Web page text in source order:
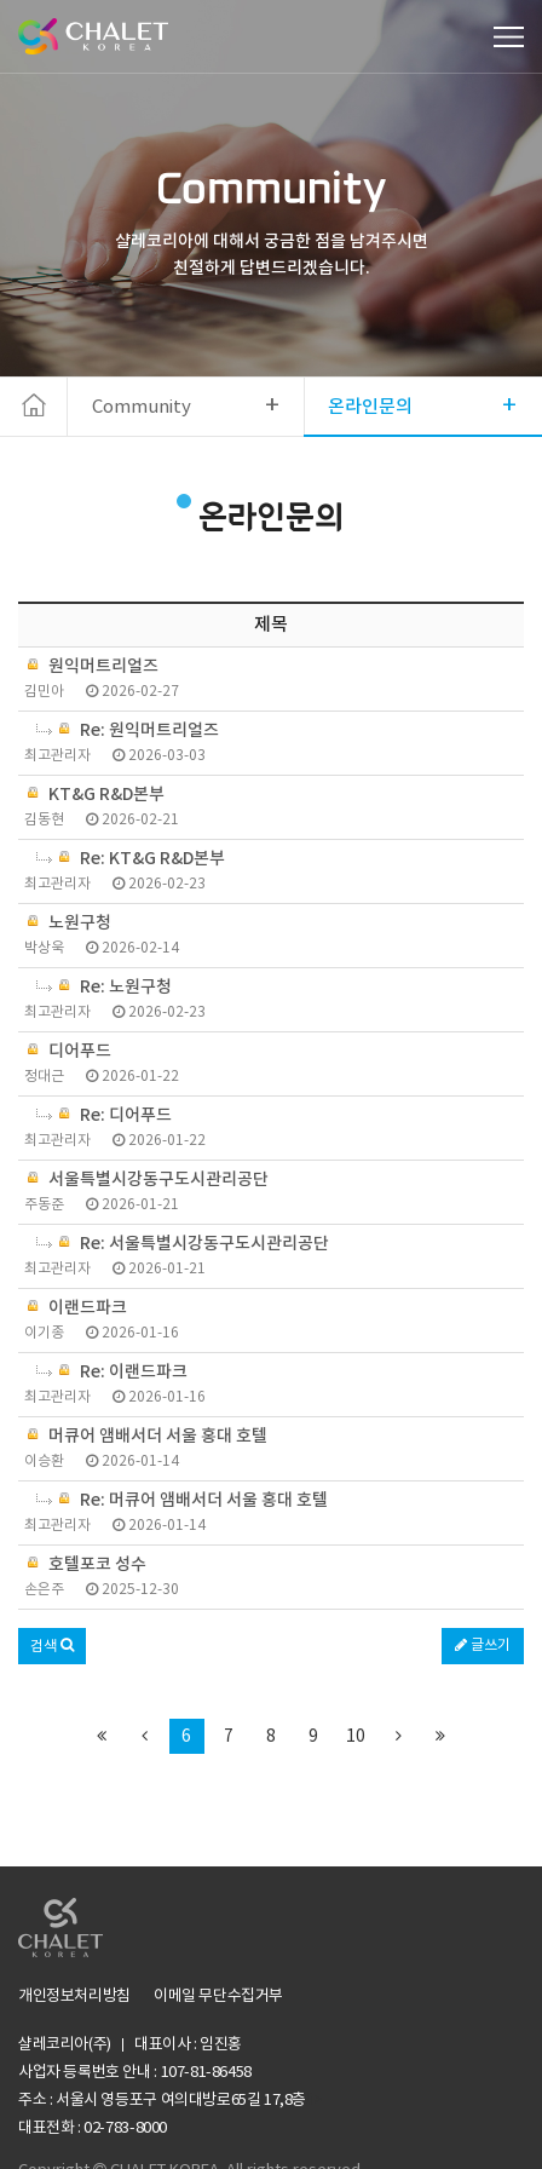
Community
샬레코리아에 대해서 궁금한 점을 남겨주시면
친절하게 답변드리겠습니다.
Community + 온라인문의 +
온라인문의
제목
원익머트리얼즈
김민아 2026-02-27
Re: 원익머트리얼즈
최고관리자 2026-03-03
KT&G R&D본부
김동현 2026-02-21
Re: KT&G R&D본부
최고관리자 2026-02-23
노원구청
박상욱 2026-02-14
Re: 노원구청
최고관리자 2026-02-23
디어푸드
정대근 2026-01-22
Re: 디어푸드
최고관리자 2026-01-22
서울특별시강동구도시관리공단
주동준 2026-01-21
Re: 서울특별시강동구도시관리공단
최고관리자 2026-01-21
이랜드파크
이기종 2026-01-16
Re: 이랜드파크
최고관리자 2026-01-16
머큐어 앰배서더 서울 홍대 호텔
이승환 2026-01-14
Re: 머큐어 앰배서더 서울 홍대 호텔
최고관리자 2026-01-14
호텔포코 성수
손은주 2025-12-30
글쓰기
검색
6 7 8 9 10
개인정보처리방침 이메일 무단수집거부
샬레코리아(주)
대표이사 : 임진홍
사업자 등록번호 안내 : 107-81-86458
주소 : 서울시 영등포구 여의대방로65길 17,8층
대표전화 : 02-783-8000